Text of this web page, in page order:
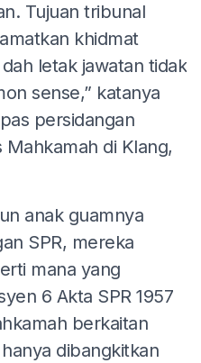
Tujuan tribunal
khidmat
letak jawatan tidak
sense,” katanya
persidangan
di Klang,
anak guamnya
SPR, mereka
mana yang
6 Akta SPR 1957
berkaitan
dibangkitkan